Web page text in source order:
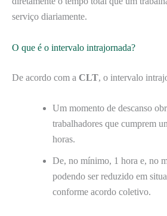
serviço diariamente.
O que é o intervalo intrajornada?
De acordo com a CLT, o intervalo
Um momento de descanso
trabalhadores que cumprem
horas.
De, no mínimo, 1 hora e, no
podendo ser reduzido em
conforme acordo coletivo.